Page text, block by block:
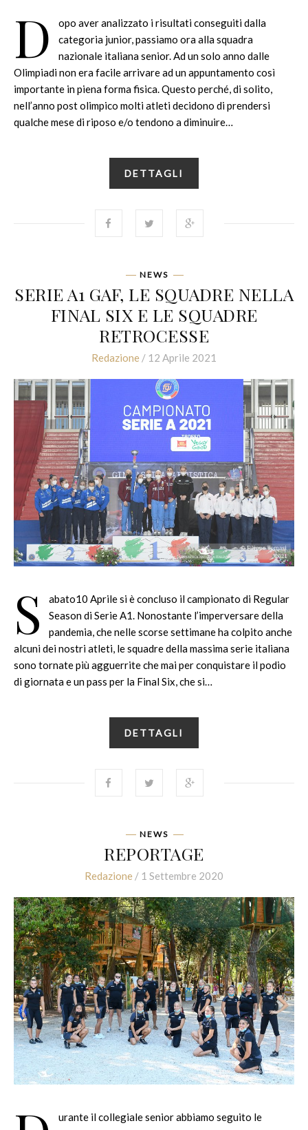
D
opo aver analizzato i risultati conseguiti dalla
categoria junior, passiamo ora alla squadra
nazionale italiana senior. Ad un solo anno dalle
Olimpiadi non era facile arrivare ad un appuntamento così
importante in piena forma fisica. Questo perché, di solito,
nell’anno post olimpico molti atleti decidono di prendersi
qualche mese di riposo e/o tendono a diminuire…
DETTAGLI
NEWS
SERIE A1 GAF, LE SQUADRE NELLA
FINAL SIX E LE SQUADRE
RETROCESSE
Redazione / 12 Aprile 2021
S
abato10 Aprile si è concluso il campionato di Regular
Season di Serie A1. Nonostante l’imperversare della
pandemia, che nelle scorse settimane ha colpito anche
alcuni dei nostri atleti, le squadre della massima serie italiana
sono tornate più agguerrite che mai per conquistare il podio
di giornata e un pass per la Final Six, che si…
DETTAGLI
NEWS
REPORTAGE
Redazione / 1 Settembre 2020
urante il collegiale senior abbiamo seguito le